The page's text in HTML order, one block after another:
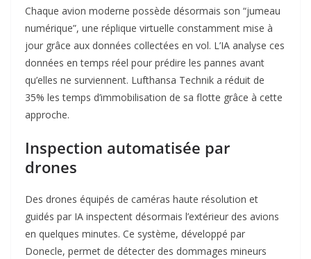
Chaque avion moderne possède désormais son “jumeau
numérique”, une réplique virtuelle constamment mise à
jour grâce aux données collectées en vol. L’IA analyse ces
données en temps réel pour prédire les pannes avant
qu’elles ne surviennent. Lufthansa Technik a réduit de
35% les temps d’immobilisation de sa flotte grâce à cette
approche.
Inspection automatisée par
drones
Des drones équipés de caméras haute résolution et
guidés par IA inspectent désormais l’extérieur des avions
en quelques minutes. Ce système, développé par
Donecle, permet de détecter des dommages mineurs